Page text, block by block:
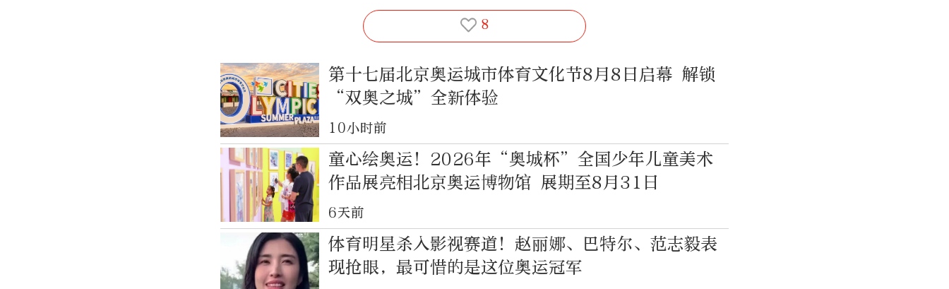
8
第十七届北京奥运城市体育文化节8月8日启幕 解锁
“双奥之城”全新体验
10小时前
童心绘奥运！2026年“奥城杯”全国少年儿童美术
作品展亮相北京奥运博物馆 展期至8月31日
6天前
体育明星杀入影视赛道！赵丽娜、巴特尔、范志毅表
现抢眼，最可惜的是这位奥运冠军